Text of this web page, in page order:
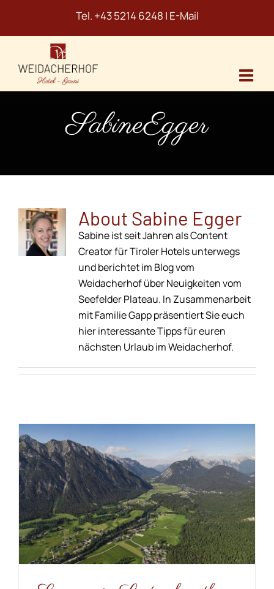
content
Tel. +43 5214 6248 | E-Mail
SabineEgger
About Sabine Egger
Sabine ist seit Jahren als Content
Creator für Tiroler Hotels unterwegs
und berichtet im Blog vom
Weidacherhof über Neuigkeiten vom
Seefelder Plateau. In Zusammenarbeit
mit Familie Gapp präsentiert Sie euch
hier interessante Tipps für euren
nächsten Urlaub im Weidacherhof.
SUMMER IN LEUTASCH – THE
HIGHLIGHTS 2026
Cross-country skiing